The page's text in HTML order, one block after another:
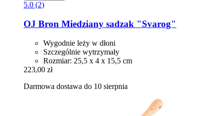
5.0 (2)
OJ Bron Miedziany sadzak "Svarog"
Wygodnie leży w dłoni
Szczególnie wytrzymały
Rozmiar: 25,5 x 4 x 15,5 cm
223,00 zł
Darmowa dostawa do 10 sierpnia